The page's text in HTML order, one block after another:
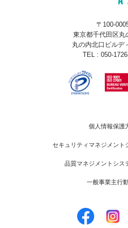
〒100-
東京都千代田区丸
丸の内北口ビルデ
TEL : 050-
個人情報保護
セキュリティマネジメント
品質マネジメントシス
一般事業主行